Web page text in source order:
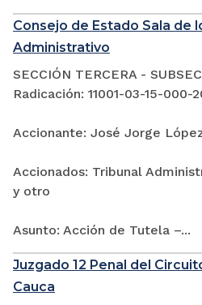
Consejo de Estado Sala de
Administrativo
SECCIÓN TERCERA -
Radicación: 11001-03-15-000-
Accionante: José Jorge
Accionados: Tribunal
y otro
Asunto: Acción de Tutela –...
Juzgado 12 Penal del
Cauca